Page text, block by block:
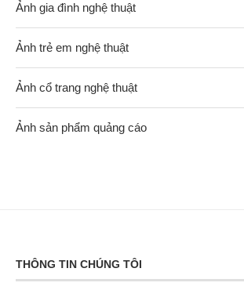
Ảnh gia đình nghệ thuật
Ảnh trẻ em nghệ thuật
Ảnh cổ trang nghệ thuật
Ảnh sản phẩm quảng cáo
THÔNG TIN CHÚNG TÔI